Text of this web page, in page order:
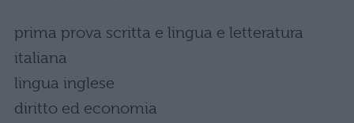
prima prova scritta e lingua e letteratura
italiana
lingua inglese
diritto ed economia